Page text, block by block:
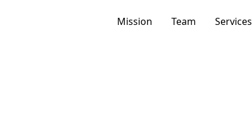
Mission Team Services